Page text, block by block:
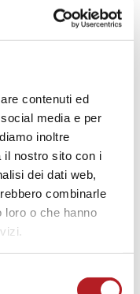
contenuti ed
media e per
inoltre
il nostro sito con i
dei dati web,
combinarle
loro o che hanno
1 - 10093